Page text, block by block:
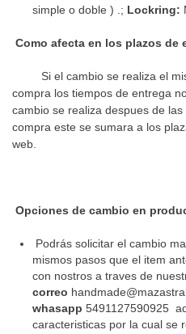
simple o doble ) .; Lockring:
Como afecta en los plazos de
Si el cambio se realiza el
compra los tiempos de entrega
cambio se realiza despues de
compra este se sumara a los
web.
Opciones de cambio en
Podrás solicitar el cambio
mismos pasos que el item
con nostros a traves de
correo
whasapp 5491127590925
caracteristicas por la cual se